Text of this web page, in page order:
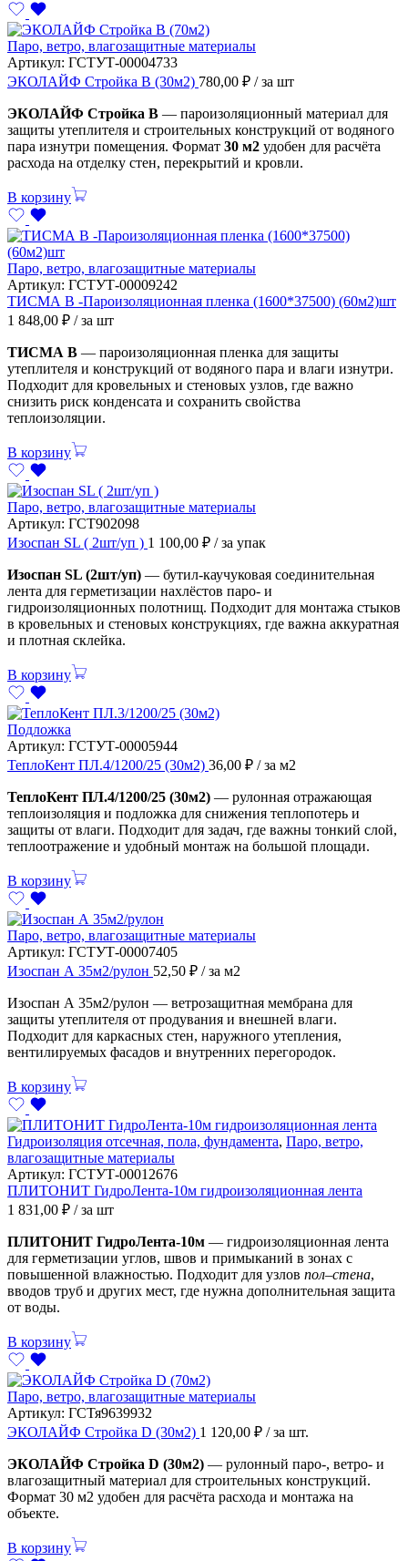
Паро, ветро, влагозащитные материалы
Артикул: ГСТУТ-00004733
ЭКОЛАЙФ Стройка В (30м2) 780,00 ₽ / за шт
ЭКОЛАЙФ Стройка В — пароизоляционный материал для
защиты утеплителя и строительных конструкций от водяного
пара изнутри помещения. Формат 30 м2 удобен для расчёта
расхода на отделку стен, перекрытий и кровли.
В корзину
Паро, ветро, влагозащитные материалы
Артикул: ГСТУТ-00009242
ТИСМА В -Пароизоляционная пленка (1600*37500) (60м2)шт
1 848,00 ₽ / за шт
ТИСМА В — пароизоляционная пленка для защиты
утеплителя и конструкций от водяного пара и влаги изнутри.
Подходит для кровельных и стеновых узлов, где важно
снизить риск конденсата и сохранить свойства
теплоизоляции.
В корзину
Паро, ветро, влагозащитные материалы
Артикул: ГСТ902098
Изоспан SL ( 2шт/уп ) 1 100,00 ₽ / за упак
Изоспан SL (2шт/уп) — бутил-каучуковая соединительная
лента для герметизации нахлёстов паро- и
гидроизоляционных полотнищ. Подходит для монтажа стыков
в кровельных и стеновых конструкциях, где важна аккуратная
и плотная склейка.
В корзину
Подложка
Артикул: ГСТУТ-00005944
ТеплоКент ПЛ.4/1200/25 (30м2) 36,00 ₽ / за м2
ТеплоКент ПЛ.4/1200/25 (30м2) — рулонная отражающая
теплоизоляция и подложка для снижения теплопотерь и
защиты от влаги. Подходит для задач, где важны тонкий слой,
теплоотражение и удобный монтаж на большой площади.
В корзину
Паро, ветро, влагозащитные материалы
Артикул: ГСТУТ-00007405
Изоспан А 35м2/рулон 52,50 ₽ / за м2
Изоспан А 35м2/рулон — ветрозащитная мембрана для
защиты утеплителя от продувания и внешней влаги.
Подходит для каркасных стен, наружного утепления,
вентилируемых фасадов и внутренних перегородок.
В корзину
Гидроизоляция отсечная, пола, фундамента, Паро, ветро,
влагозащитные материалы
Артикул: ГСТУТ-00012676
ПЛИТОНИТ ГидроЛента-10м гидроизоляционная лента
1 831,00 ₽ / за шт
ПЛИТОНИТ ГидроЛента-10м — гидроизоляционная лента
для герметизации углов, швов и примыканий в зонах с
повышенной влажностью. Подходит для узлов пол–стена,
вводов труб и других мест, где нужна дополнительная защита
от воды.
В корзину
Паро, ветро, влагозащитные материалы
Артикул: ГСТя9639932
ЭКОЛАЙФ Стройка D (30м2) 1 120,00 ₽ / за шт.
ЭКОЛАЙФ Стройка D (30м2) — рулонный паро-, ветро- и
влагозащитный материал для строительных конструкций.
Формат 30 м2 удобен для расчёта расхода и монтажа на
объекте.
В корзину